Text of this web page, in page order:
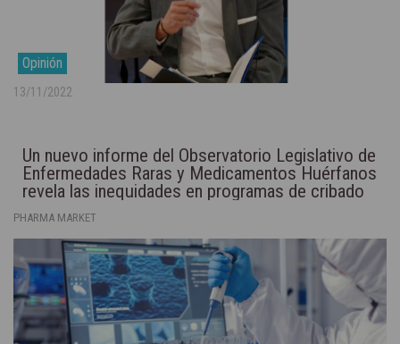
Opinión
13/11/2022
Un nuevo informe del Observatorio Legislativo de
Enfermedades Raras y Medicamentos Huérfanos
revela las inequidades en programas de cribado
neonatal
PHARMA MARKET